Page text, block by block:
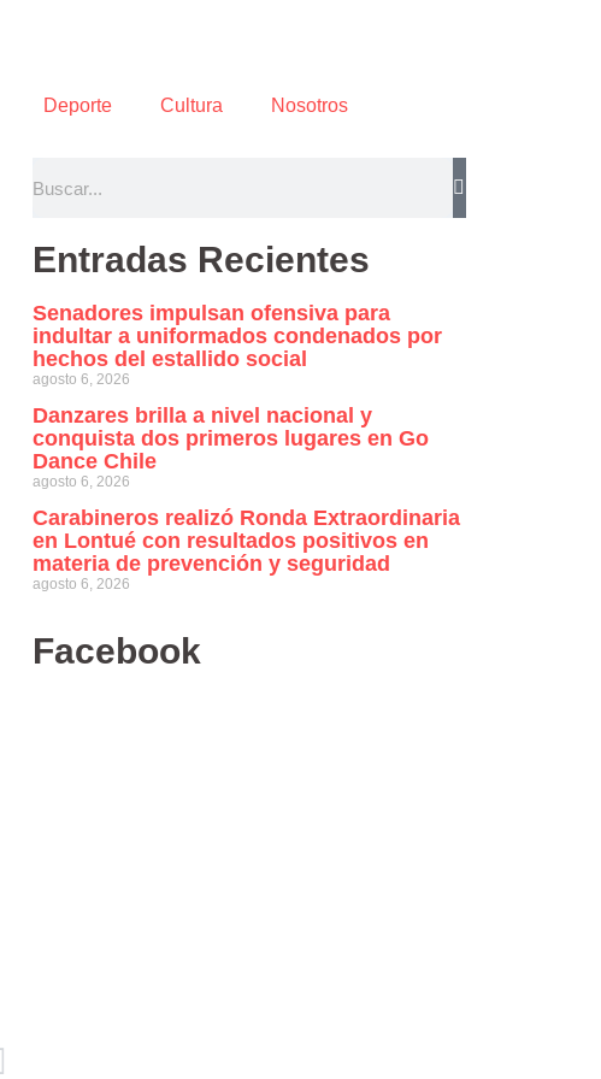
Deporte Cultura Nosotros
Entradas Recientes
Senadores impulsan ofensiva para
indultar a uniformados condenados por
hechos del estallido social
agosto 6, 2026
Danzares brilla a nivel nacional y
conquista dos primeros lugares en Go
Dance Chile
agosto 6, 2026
Carabineros realizó Ronda Extraordinaria
en Lontué con resultados positivos en
materia de prevención y seguridad
agosto 6, 2026
Facebook